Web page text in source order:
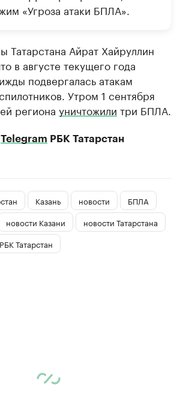
«Угроза атаки БПЛА».
Татарстана Айрат Хайруллин
в августе текущего года
подвергалась атакам
Утром 1 сентября
региона уничтожили три БПЛА.
Telegram РБК Татарстан
Казань новости
БПЛА
новости Казани
новости Татарстана
РБК Татарстан